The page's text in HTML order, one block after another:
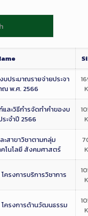
บประมาณรายจ่ายประจา
ณ พ.ศ. 2566
ละวิธีกำรจัดทำคำของบ
ะจำปี 2566
ะสาขาวิชาตามกลุ่ม
คโนโลยี สังคมศาสตร์
ครงการบริการวิชาการ
ครงการด้านวัฒนธรรม